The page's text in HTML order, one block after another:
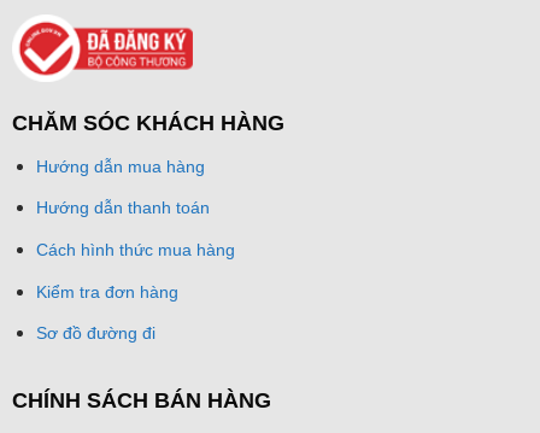
CHĂM SÓC KHÁCH HÀNG
Hướng dẫn mua hàng
Hướng dẫn thanh toán
Cách hình thức mua hàng
Kiểm tra đơn hàng
Sơ đồ đường đi
CHÍNH SÁCH BÁN HÀNG